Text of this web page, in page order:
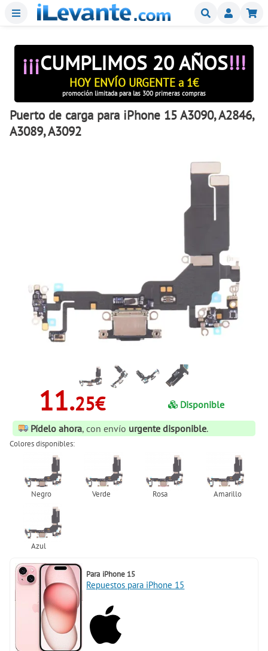
Menu Buscar
¡¡¡CUMPLIMOS 20 AÑOS!!!
HOY ENVÍO URGENTE a 1€
promoción limitada para las 300 primeras compras
Puerto de carga para iPhone 15 A3090, A2846,
A3089, A3092
11.25€
Disponible
Pídelo ahora, con envío urgente disponible.
Colores disponibles:
Para iPhone 15
Repuestos para iPhone 15